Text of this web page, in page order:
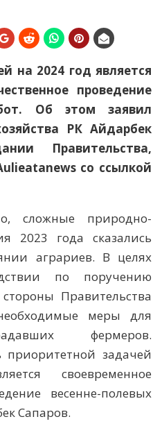
на 2024 год является
проведение
Об этом заявил
РК Айдарбек
Правительства,
со ссылкой
сложные природно-
2023 года сказались
аграриев. В целях
по поручению
Правительства
меры для
фермеров.
задачей
своевременное
весенне-полевых
Сапаров.